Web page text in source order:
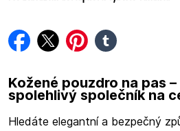
facebook
twitterpinterest
tumblr
Kožené pouzdro na pas
spolehlivý společník na
Hledáte elegantní a bezpečný